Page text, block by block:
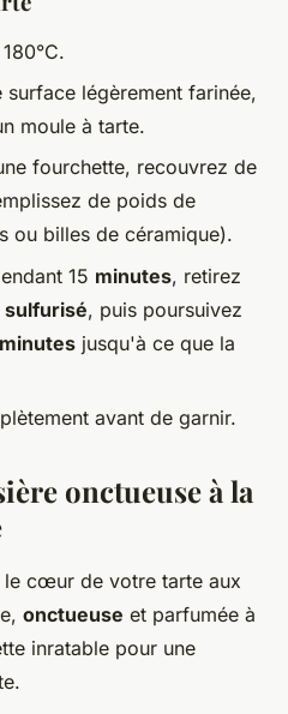
surface légèrement farinée,
moule à tarte.
fourchette, recouvrez de
de poids de
ou billes de céramique).
15 minutes, retirez
sulfurisé, puis poursuivez
minutes jusqu'à ce que la
avant de garnir.
onctueuse à la
le cœur de votre tarte aux
onctueuse et parfumée à
inratable pour une